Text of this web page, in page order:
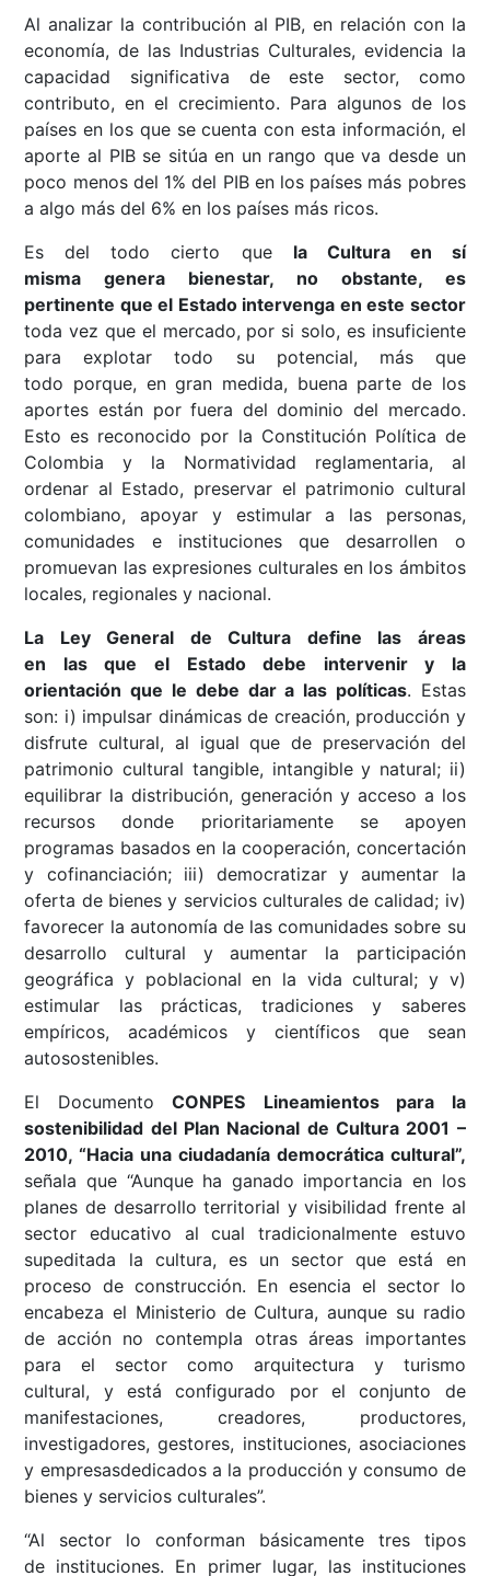
Al analizar la contribución al PIB, en relación con la
economía, de las Industrias Culturales, evidencia la
capacidad significativa de este sector, como
contributo, en el crecimiento. Para algunos de los
países en los que se cuenta con esta información, el
aporte al PIB se sitúa en un rango que va desde un
poco menos del 1% del PIB en los países más pobres
a algo más del 6% en los países más ricos.
Es del todo cierto que la Cultura
en sí
misma
genera bienestar, no obstante, es
pertinente que el Estado intervenga en este sector
toda vez que el mercado, por si solo, es insuficiente
para explotar todo su potencial, más que
todo porque, en gran medida, buena parte de los
aportes están por fuera del dominio del mercado.
Esto es reconocido por la Constitución Política de
Colombia y la Normatividad reglamentaria, al
ordenar al Estado, preservar el patrimonio cultural
colombiano, apoyar y estimular a las personas,
comunidades e instituciones que desarrollen o
promuevan las expresiones culturales en los ámbitos
locales, regionales y nacional.
La Ley General de Cultura define las áreas
en
las
que el Estado debe intervenir y la
orientación que le debe dar a las políticas. Estas
son: i) impulsar dinámicas de creación, producción y
disfrute cultural, al igual que de preservación del
patrimonio cultural tangible, intangible y natural; ii)
equilibrar la distribución, generación y acceso a los
recursos donde prioritariamente se apoyen
programas basados en la cooperación, concertación
y cofinanciación; iii) democratizar y aumentar la
oferta de bienes y servicios culturales de calidad; iv)
favorecer la autonomía de las comunidades sobre su
desarrollo cultural y aumentar la participación
geográfica y poblacional en la vida cultural; y v)
estimular las prácticas, tradiciones y saberes
empíricos, académicos y científicos que sean
autosostenibles.
El DocumentoCONPES
Lineamientos para la
sostenibilidad del Plan Nacional de Cultura 2001 –
2010, “Hacia una ciudadanía democrática cultural”,
señala que “Aunque ha ganado importancia en los
planes de desarrollo territorial y visibilidad frente al
sector educativo al cual tradicionalmente estuvo
supeditada la cultura, es un sector que está en
proceso de construcción. En esencia el sector lo
encabeza el Ministerio de Cultura, aunque su radio
de acción no contempla otras áreas importantes
para el sector como arquitectura y turismo
cultural, y está configurado por el conjunto de
manifestaciones, creadores, productores,
investigadores, gestores, instituciones, asociaciones
y empresasdedicados a la producción y consumo de
bienes y servicios culturales”.
“Al sector lo conforman básicamente tres tipos
de instituciones. En primer lugar, las instituciones